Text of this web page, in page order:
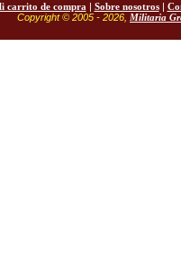
carrito de compra | Sobre nosotros|
Copyright © 2005 - 2026, Militaria